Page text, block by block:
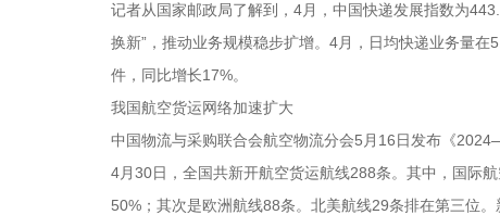
记者从国家邮政局了解到，4月，中国快递发展指数为
换新”，推动业务规模稳步扩增。4月，日均快递业务量
件，同比增长17%。
我国航空货运网络加速扩大
中国物流与采购联合会航空物流分会5月16日发布《
4月30日，全国共新开航空货运航线288条。其中，国际
50%；其次是欧洲航线88条。北美航线29条排在第三位